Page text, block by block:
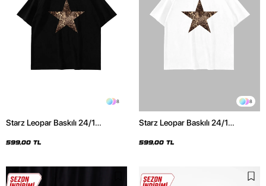
8
Starz Leopar Baskılı 24/1
599,00 TL
8
Starz Leopar Baskılı 24/1
599,00 TL